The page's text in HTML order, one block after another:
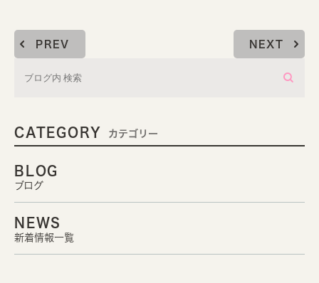
PREV NEXT
CATEGORY カテゴリー
BLOG
ブログ
NEWS
新着情報一覧